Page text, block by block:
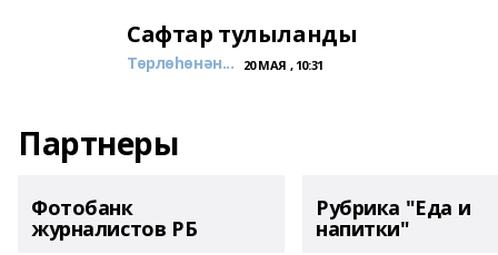
Сафтар тулыланды
Төрлөһөнән... 20 МАЯ , 10:31
Партнеры
Фотобанк
журналистов РБ
Рубрика "Еда и
напитки"